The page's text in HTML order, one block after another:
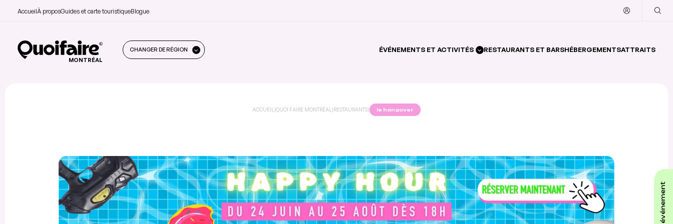
AccueilÀ proposGuides et carte touristiqueBlogue
MONTRÉAL
CHANGER DE RÉGION ÉVÉNEMENTS ET ACTIVITÉS RESTAURANTS ET BARSHÉBERGEMENTSATTRAITS
ACCUEIL |QUOI FAIRE MONTRÉAL |RESTAURANTS| le hangover